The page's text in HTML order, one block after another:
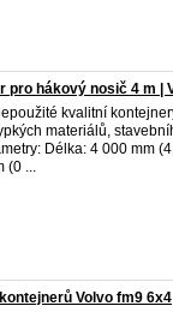
pro hákový nosič 4 m |
kvalitní
materiálů,
Délka: 4 000 mm
(0 ...
Volvo fm9 6x4